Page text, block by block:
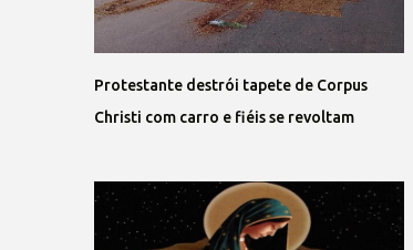
Protestante destrói tapete de Corpus
Christi com carro e fiéis se revoltam